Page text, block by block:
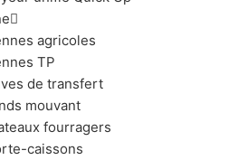
agricoles
TP
de transfert
mouvant
fourragers
caissons